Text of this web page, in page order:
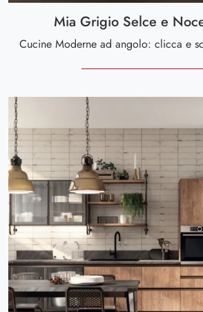
Mia Grigio Selce e